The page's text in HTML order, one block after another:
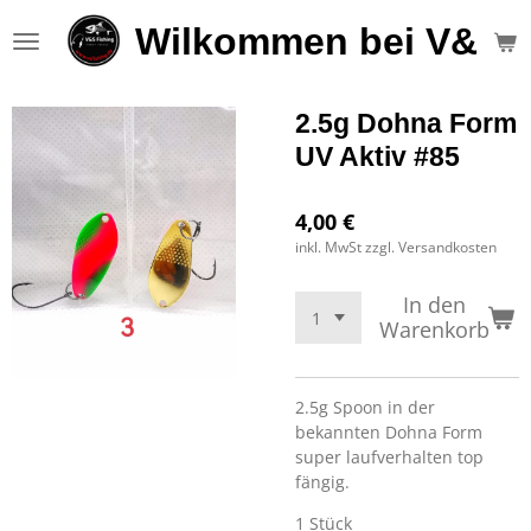
Hauptinhalt
Wilkommen bei V&S
2.5g Dohna Form
UV Aktiv #85
4,00 €
inkl. MwSt zzgl. Versandkosten
In den
Warenkorb
2.5g Spoon in der
bekannten Dohna Form
super laufverhalten top
fängig.
1 Stück